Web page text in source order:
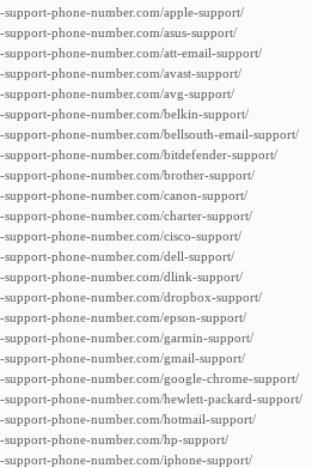
phone-number.com/apple-support/
phone-number.com/asus-support/
support-phone-number.com/att-email-support/
phone-number.com/avast-support/
support-phone-number.com/avg-support/
support-phone-number.com/belkin-support/
support-phone-number.com/bellsouth-email-support/
support-phone-number.com/bitdefender-support/
support-phone-number.com/brother-support/
support-phone-number.com/canon-support/
phone-number.com/charter-support/
phone-number.com/cisco-support/
support-phone-number.com/dell-support/
support-phone-number.com/dlink-support/
support-phone-number.com/dropbox-support/
phone-number.com/epson-support/
support-phone-number.com/garmin-support/
support-phone-number.com/gmail-support/
support-phone-number.com/google-chrome-support/
support-phone-number.com/hewlett-packard-support/
support-phone-number.com/hotmail-support/
support-phone-number.com/hp-support/
support-phone-number.com/iphone-support/